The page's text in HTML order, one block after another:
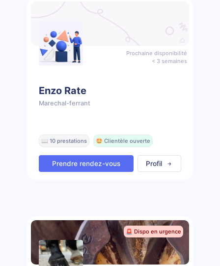
Prochaine disponibilité
< 3 semaines
Enzo Rate
Marechal-ferrant
📖 10 prestations 🤩 Clientèle ouverte
Prendre rendez-vous Profil
🚨 Dispo en urgence